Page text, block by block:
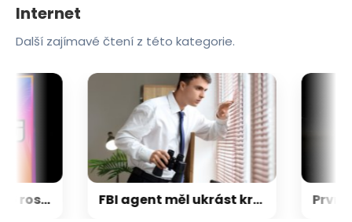
Internet
Další zajímavé čtení z této kategorie.
Napětí kolem GTA 6 roste. Srpen může přinést třetí trailer i první gameplay FBI agent měl ukrást kryptoměny za milion dolarů. Usvědčil ho ChatGPT